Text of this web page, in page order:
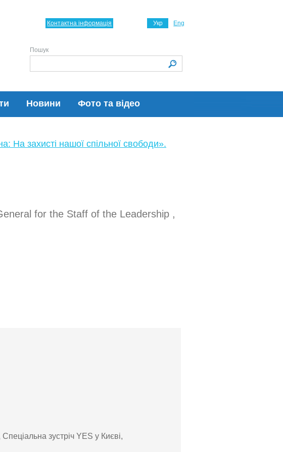
Новини Фото та відео
Укр Eng
Контактна інформація
Пошук
На захисті нашої спільної свободи».
for the Staff of the Leadership ,
зустріч YES у Києві,